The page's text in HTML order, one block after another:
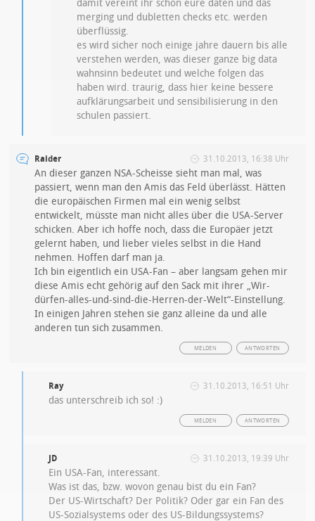
damit vereint ihr schön eure daten und das
merging und dubletten checks etc. werden
überflüssig.
es wird sicher noch einige jahre dauern bis alle
verstehen werden, was dieser ganze big data
wahnsinn bedeutet und welche folgen das
haben wird. traurig, dass hier keine bessere
aufklärungsarbeit und sensibilisierung in den
schulen passiert.
Raider 31.10.2013, 16:38 Uhr
An dieser ganzen NSA-Scheisse sieht man mal, was
passiert, wenn man den Amis das Feld überlässt. Hätten
die europäischen Firmen mal ein wenig selbst
entwickelt, müsste man nicht alles über die USA-Server
schicken. Aber ich hoffe noch, dass die Europäer jetzt
gelernt haben, und lieber vieles selbst in die Hand
nehmen. Hoffen darf man ja.
Ich bin eigentlich ein USA-Fan – aber langsam gehen mir
diese Amis echt gehörig auf den Sack mit ihrer „Wir-
dürfen-alles-und-sind-die-Herren-der-Welt“-Einstellung.
In einigen Jahren stehen sie ganz alleine da und alle
anderen tun sich zusammen.
ANTWORTEN
MELDEN
Ray 31.10.2013, 16:51 Uhr
das unterschreib ich so! :)
ANTWORTEN
MELDEN
JD 31.10.2013, 19:39 Uhr
Ein USA-Fan, interessant.
Was ist das, bzw. wovon genau bist du ein Fan?
Der US-Wirtschaft? Der Politik? Oder gar ein Fan des
US-Sozialsystems oder des US-Bildungssystems?